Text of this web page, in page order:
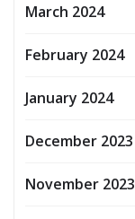
March 2024
February 2024
January 2024
December 2023
November 2023